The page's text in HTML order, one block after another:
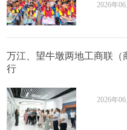
2026年
万江、望牛墩两地工商联（
行
2026年